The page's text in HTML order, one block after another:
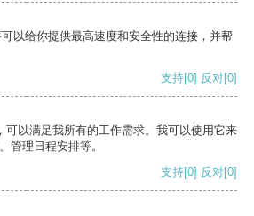
以给你提供最高速度和安全性的连接，并帮
支持[0] 反对[0]
可以满足我所有的工作需求。我可以使用它来
管理日程安排等。
支持[0] 反对[0]